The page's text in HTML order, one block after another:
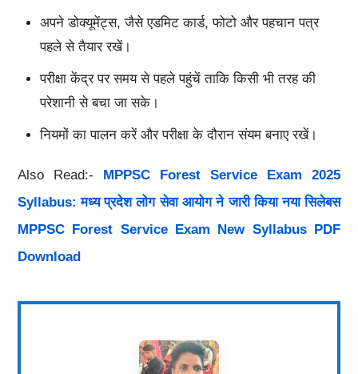
अपने डोक्यूमेंट्स, जैसे एडमिट कार्ड, फोटो और पहचान पत्र
पहले से तैयार रखें।
परीक्षा केंद्र पर समय से पहले पहुंचें ताकि किसी भी तरह की
परेशानी से बचा जा सके।
नियमों का पालन करें और परीक्षा के दौरान संयम बनाए रखें।
Also Read:- MPPSC Forest Service Exam 2025
Syllabus: मध्य प्रदेश लोग सेवा आयोग ने जारी किया नया सिलेबस
MPPSC Forest Service Exam New Syllabus PDF
Download